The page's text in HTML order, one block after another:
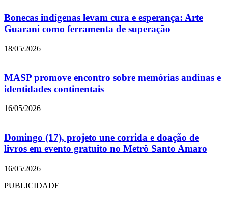
Bonecas indígenas levam cura e esperança: Arte
Guarani como ferramenta de superação
18/05/2026
MASP promove encontro sobre memórias andinas e
identidades continentais
16/05/2026
Domingo (17), projeto une corrida e doação de
livros em evento gratuito no Metrô Santo Amaro
16/05/2026
PUBLICIDADE